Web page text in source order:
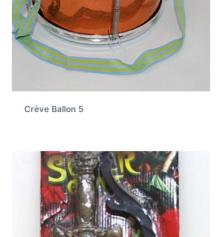
Crève Ballon 5